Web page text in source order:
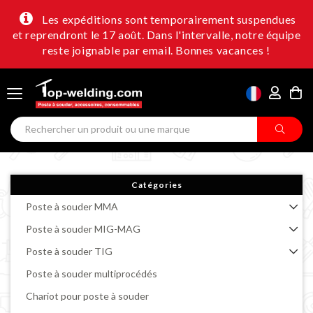
Les expéditions sont temporairement suspendues
et reprendront le 17 août. Dans l'intervalle, notre équipe
reste joignable par email. Bonnes vacances !
Catégories
Poste à souder MMA
Poste à souder MIG-MAG
Poste à souder TIG
Poste à souder multiprocédés
Chariot pour poste à souder